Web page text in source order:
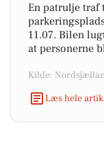
En patrulje traf
11.07. Bilen
at personerne
Kilde:
Læs hele